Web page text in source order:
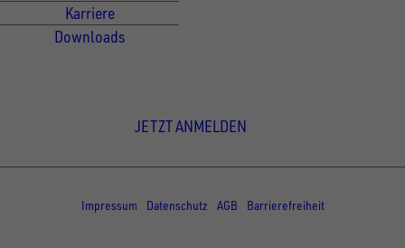
Karriere
Downloads
JETZT ANMELDEN
Impressum
Datenschutz AGB Barrierefreiheit